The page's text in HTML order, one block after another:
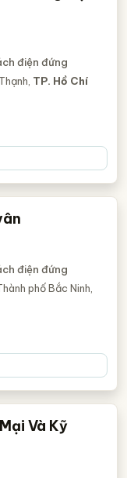
điện đứng
TP. Hồ Chí
điện đứng
phố Bắc Ninh,
Và Kỹ